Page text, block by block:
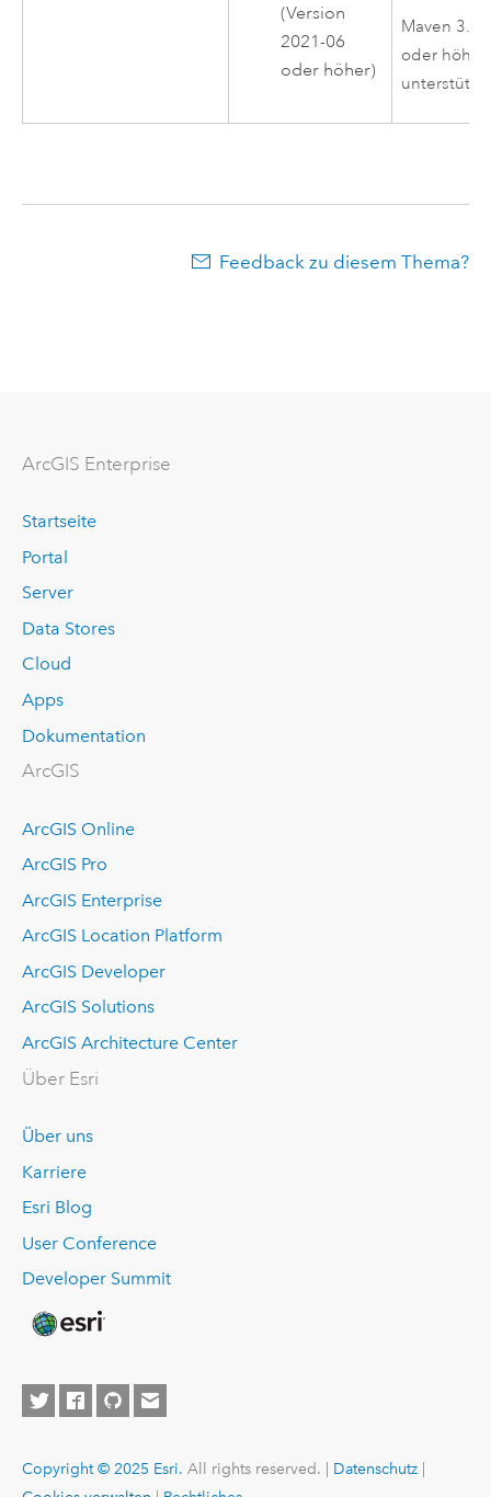
(Version
2021-06
oder höher)
Maven
oder
unterstützt.
Feedback zu diesem Thema?
ArcGIS Enterprise
Startseite
Portal
Server
Data Stores
Cloud
Apps
Dokumentation
ArcGIS
ArcGIS Online
ArcGIS Pro
ArcGIS Enterprise
ArcGIS Location Platform
ArcGIS Developer
ArcGIS Solutions
ArcGIS Architecture Center
Über Esri
Über uns
Karriere
Esri Blog
User Conference
Developer Summit
Copyright © 2025 Esri. All rights reserved. | Datenschutz|